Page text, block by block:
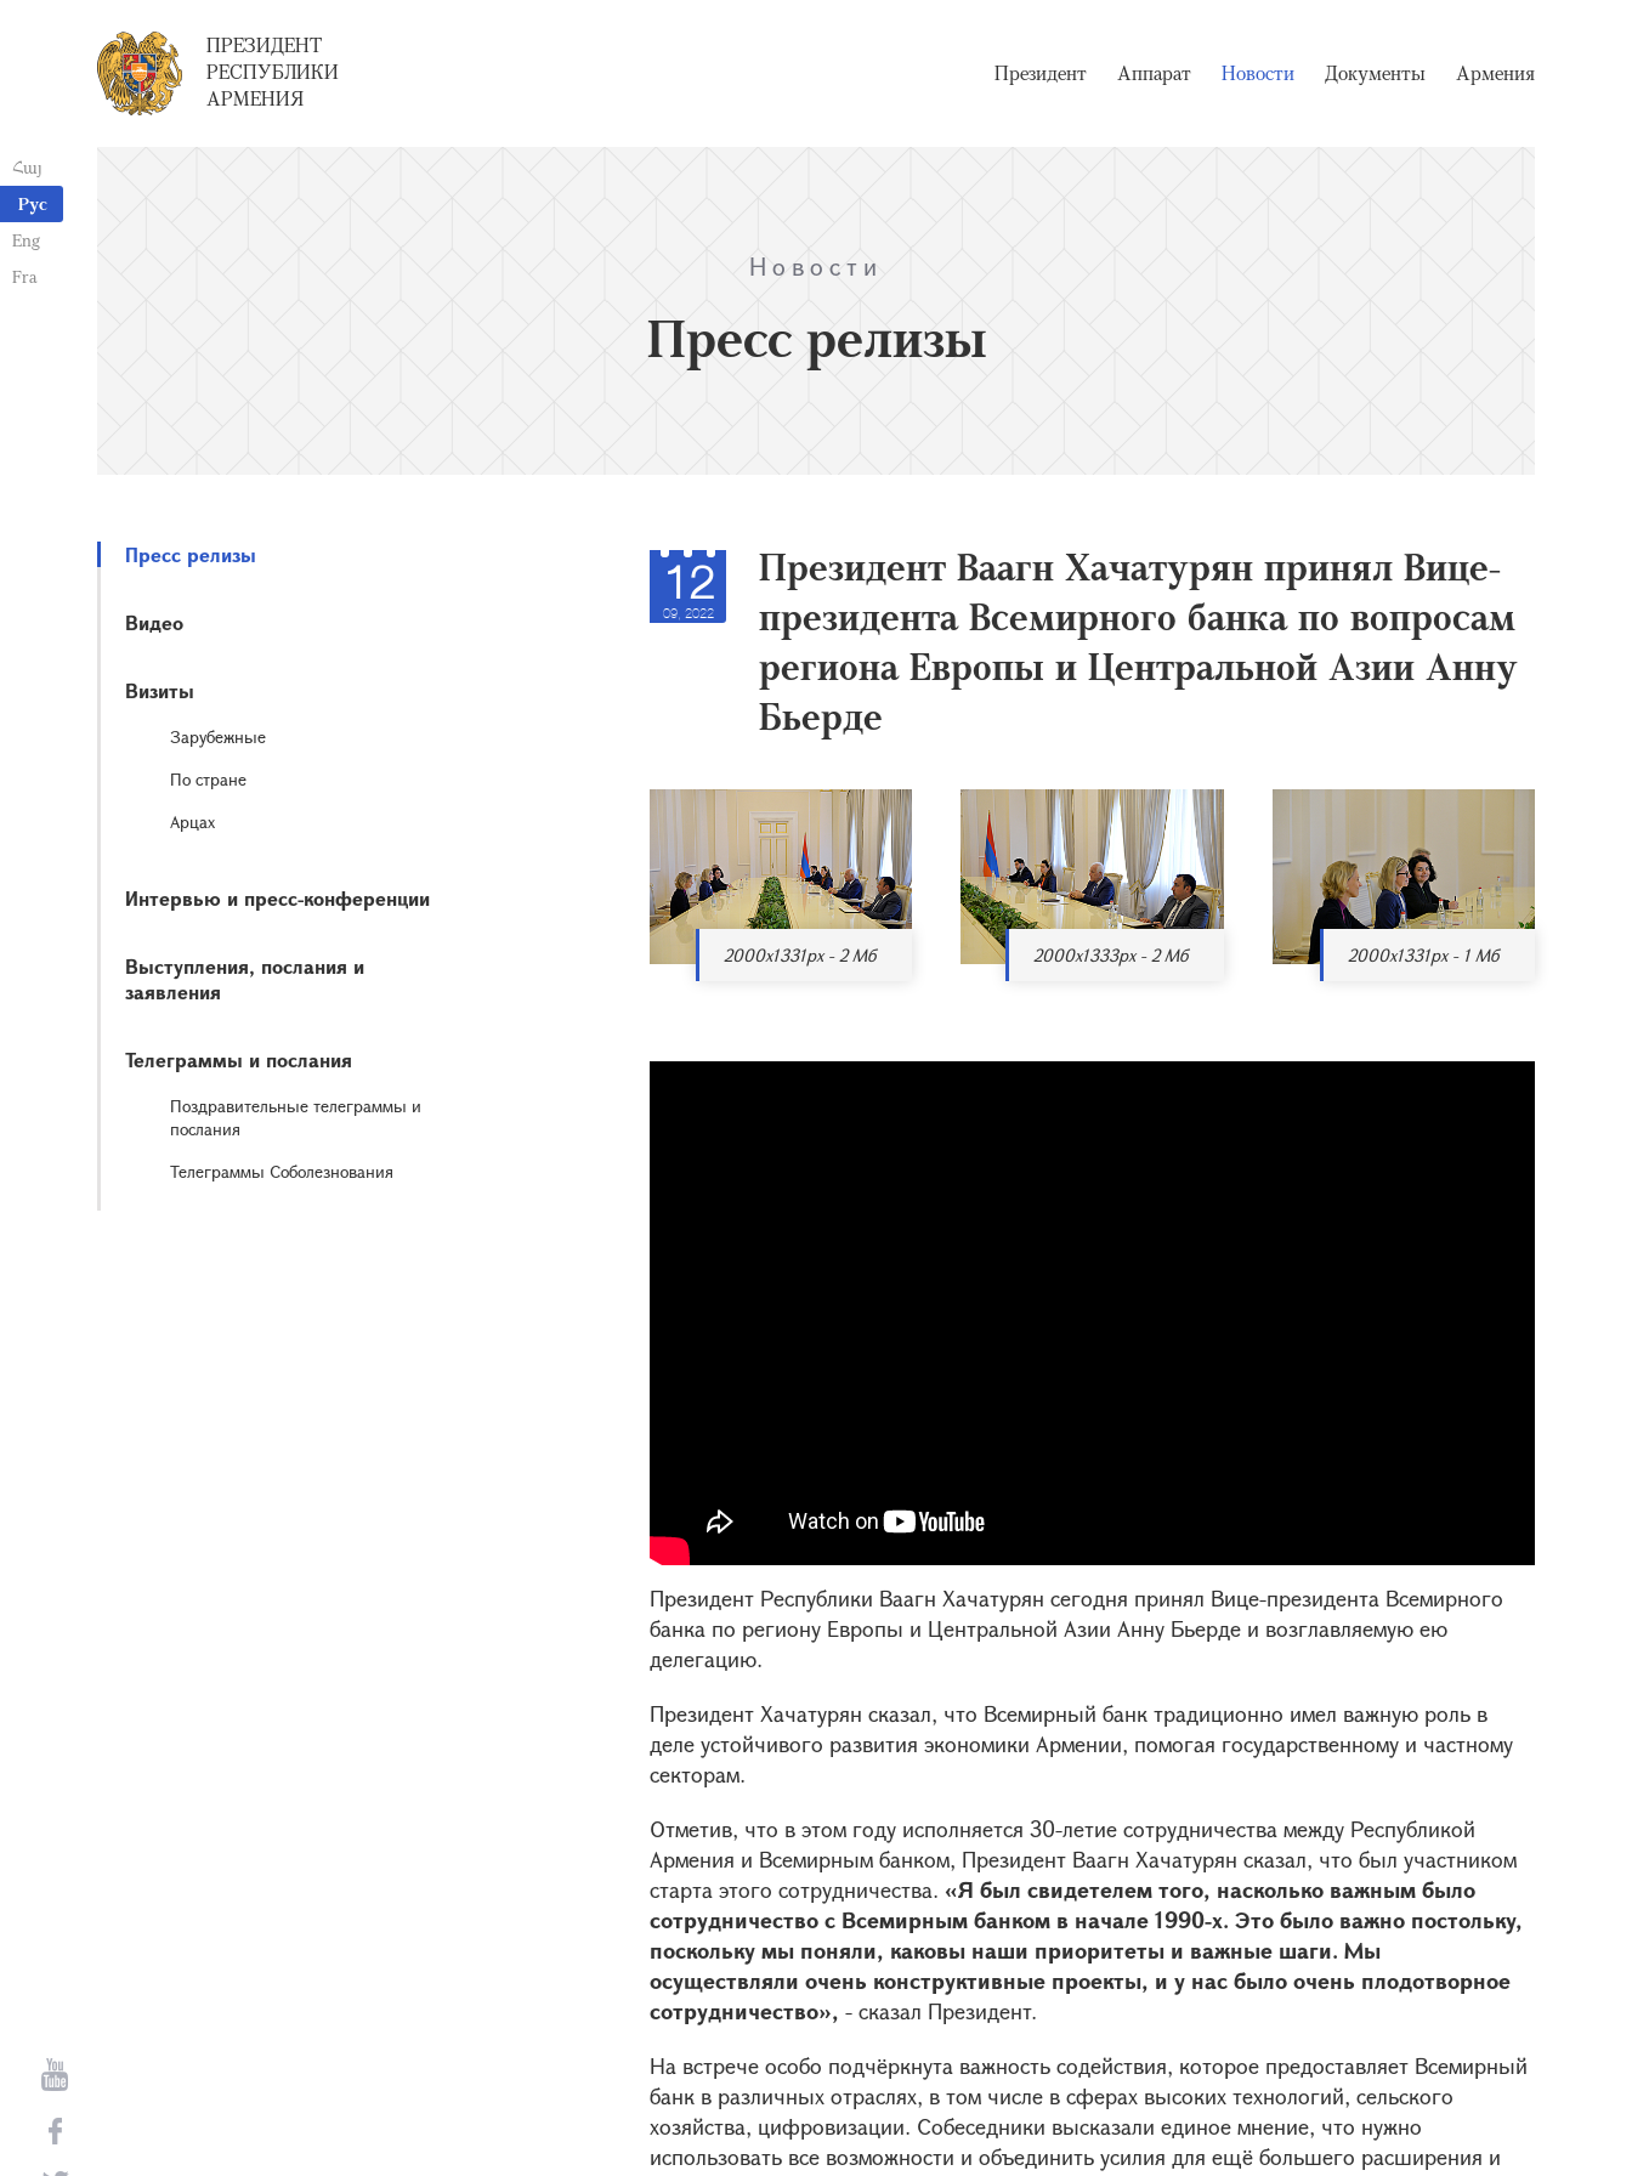
Հայ
Рус
Eng
Fra
ПРЕЗИДЕНТ
РЕСПУБЛИКИ
АРМЕНИЯ
Президент Аппарат Новости Документы Армения
Новости
Пресс релизы
Пресс релизы
Видео
Визиты
Зарубежные
По стране
Арцах
Интервью и пресс-конференции
Выступления, послания и
заявления
Телеграммы и послания
Поздравительные телеграммы и
послания
Телеграммы Соболезнования
12
09, 2022
Президент Ваагн Хачатурян принял Вице-
президента Всемирного банка по вопросам
региона Европы и Центральной Азии Анну
Бьерде
2000x1331px - 2 Мб 2000x1333px - 2 Мб 2000x1331px - 1 Мб
Президент Республики Ваагн Хачатурян сегодня принял Вице-президента Всемирного
банка по региону Европы и Центральной Азии Анну Бьерде и возглавляемую ею
делегацию.
Президент Хачатурян сказал, что Всемирный банк традиционно имел важную роль в
деле устойчивого развития экономики Армении, помогая государственному и частному
секторам.
Отметив, что в этом году исполняется 30-летие сотрудничества между Республикой
Армения и Всемирным банком, Президент Ваагн Хачатурян сказал, что был участником
старта этого сотрудничества. «Я был свидетелем того, насколько важным было
сотрудничество с Всемирным банком в начале 1990-х. Это было важно постольку,
поскольку мы поняли, каковы наши приоритеты и важные шаги. Мы
осуществляли очень конструктивные проекты, и у нас было очень плодотворное
сотрудничество», - сказал Президент.
На встрече особо подчёркнута важность содействия, которое предоставляет Всемирный
банк в различных отраслях, в том числе в сферах высоких технологий, сельского
хозяйства, цифровизации. Собеседники высказали единое мнение, что нужно
использовать все возможности и объединить усилия для ещё большего расширения и